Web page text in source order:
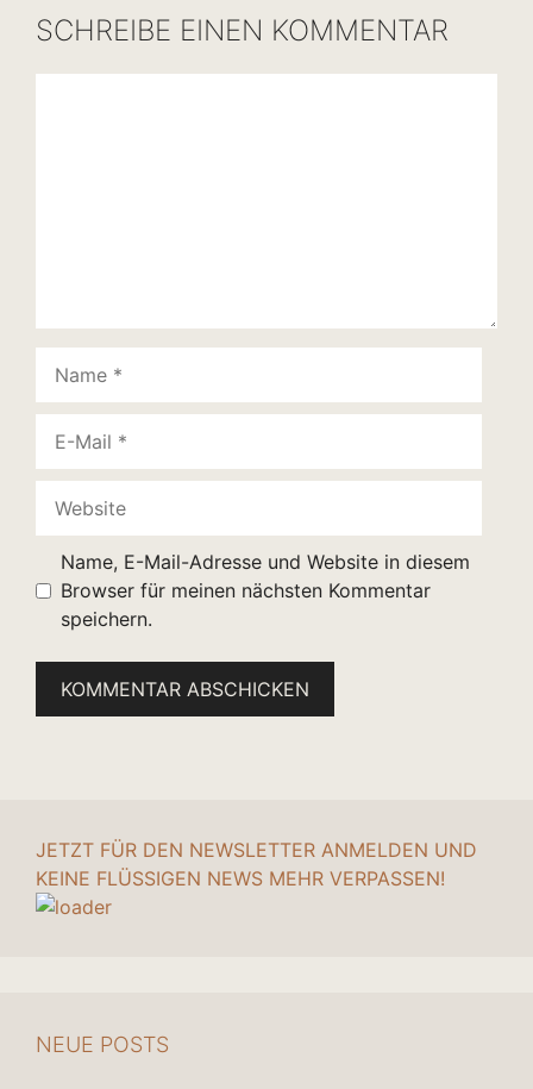
SCHREIBE EINEN KOMMENTAR
Mail
Name, E-Mail-Adresse und Website in diesem
Browser für meinen nächsten Kommentar
speichern.
JETZT FÜR DEN NEWSLETTER ANMELDEN UND
KEINE FLÜSSIGEN NEWS MEHR VERPASSEN!
NEUE POSTS